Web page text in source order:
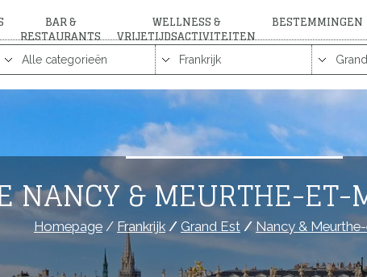
BAR &
RESTAURANTS
WELLNESS &
VRIJETIJDSACTIVITEITEN
BESTEMMINGEN
NANCY & MEURTHE-ET-
Homepage / Frankrijk/ Grand Est / Nancy &